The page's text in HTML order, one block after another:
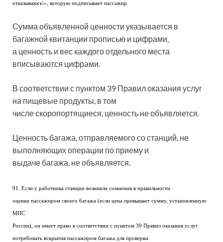
отказываюсь\», которую подписывает пассажир.
Сумма объявленной ценности указывается в
багажной квитанции прописью и цифрами,
а ценность и вес каждого отдельного места
вписываются цифрами.
В соответствии с пунктом 39 Правил оказания услуг
на пищевые продукты, в том
числе скоропортящиеся, ценность не объявляется.
Ценность багажа, отправляемого со станций, не
выполняющих операции по приему и
выдаче багажа, не объявляется.
91. Если у работника станции возникли сомнения в правильности
оценки пассажиром своего багажа (если цена превышает сумму, установленную
МПС
России), он имеет право в соответствии с пунктом 39 Правил оказания услуг
потребовать вскрытия пассажиром багажа для проверки.